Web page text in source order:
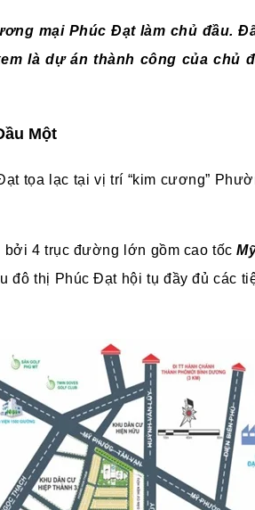
mại Phúc Đạt làm chủ đầu.
là dự án thành công của chủ
Một
tọa lạc tại vị trí “kim cương”
bởi 4 trục đường lớn gồm cao tốc
đô thị Phúc Đạt hội tụ đầy đủ các